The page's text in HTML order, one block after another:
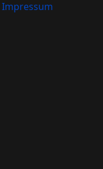
Impressum